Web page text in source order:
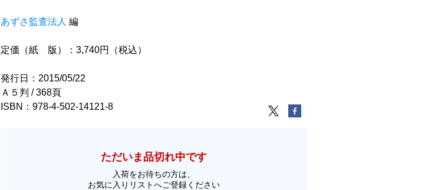
あずさ監査法人 編
定価（紙 版）：3,740円（税込）
発行日：2015/05/22
Ａ５判 / 368頁
ISBN：978-4-502-14121-8
ただいま品切れ中です
入荷をお待ちの方は、
お気に入りリストへご登録ください